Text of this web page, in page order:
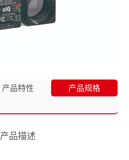
产品特性
产品规格
产品描述